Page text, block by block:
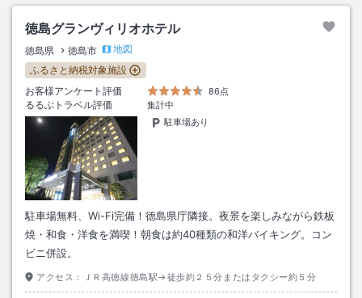
徳島グランヴィリオホテル
徳島県 徳島市
地図
ふるさと納税対象施設
お客様アンケート評価
86点
るるぶトラベル評価
集計中
駐車場あり
駐車場無料、Wi-Fi完備！徳島県庁隣接。夜景を楽しみながら鉄板
焼・和食・洋食を満喫！朝食は約40種類の和洋バイキング。コン
ビニ併設。
アクセス： ＪＲ高徳線徳島駅→徒歩約２５分またはタクシー約５分